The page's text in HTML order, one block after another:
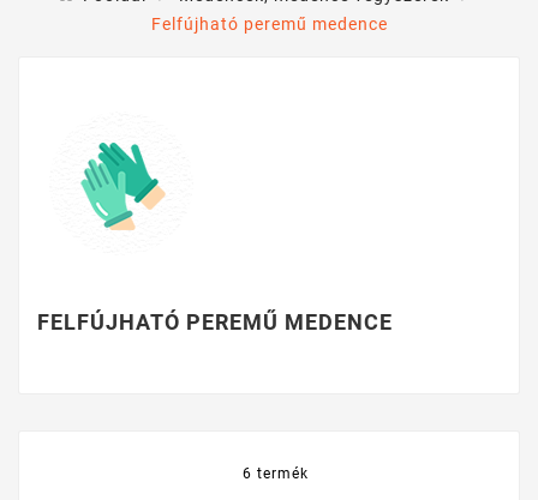
Felfújható peremű medence
FELFÚJHATÓ PEREMŰ MEDENCE
6 termék